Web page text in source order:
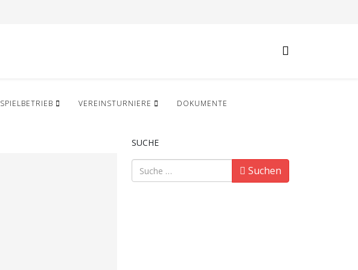
SPIELBETRIEB VEREINSTURNIERE DOKUMENTE
SUCHE
Suchen
Suchen